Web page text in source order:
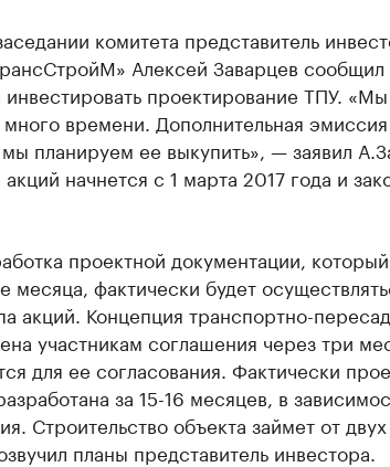
комитета представитель
Алексей Заварцев сообщил
инвестировать проектирование ТПУ. «Мы
много времени. Дополнительная эмиссия
планируем ее выкупить», — заявил
начнется с 1 марта 2017 года и
проектной документации, который
месяца, фактически будет
акций. Концепция транспортно-
участникам соглашения через три
для ее согласования. Фактически
за 15-16 месяцев, в
Строительство объекта займет от
планы представитель инвестора.